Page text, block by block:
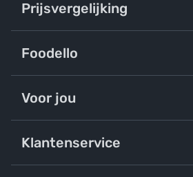
Prijsvergelijking
Foodello
Voor jou
Klantenservice